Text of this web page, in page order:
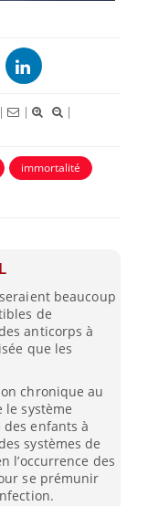
| |
|
immortalité
beaucoup
de
anticorps à
que les
chronique au
le système
enfants à
systèmes de
l’occurrence des
se prémunir